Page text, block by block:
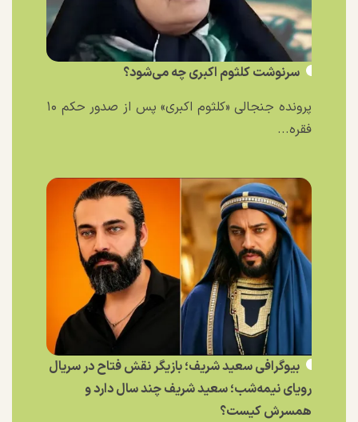
سرنوشت کلثوم اکبری چه می‌شود؟
پرونده جنجالی «کلثوم اکبری» پس از صدور حکم ۱۰
فقره...
بیوگرافی سعید شریف؛ بازیگر نقش فتاح در سریال
رویای نیمه‌شب؛ سعید شریف چند سال دارد و
همسرش کیست؟